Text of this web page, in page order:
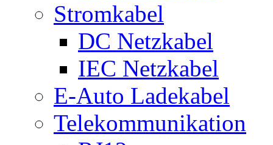
Stromkabel
DC Netzkabel
IEC Netzkabel
E-Auto Ladekabel
Telekommunikation